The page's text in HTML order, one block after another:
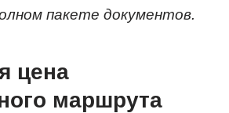
пакете документов.
цена
маршрута